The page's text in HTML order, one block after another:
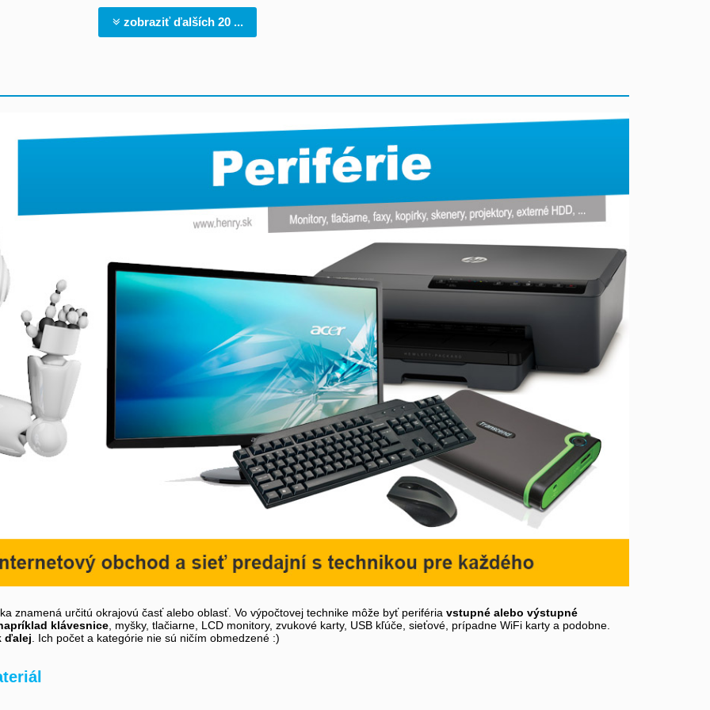
zobraziť ďalších 20 ...
znamená určitú okrajovú časť alebo oblasť. Vo výpočtovej technike môže byť periféria vstupné alebo výstupné
klávesnice, myšky, tlačiarne, LCD monitory, zvukové karty, USB kľúče, sieťové, prípadne WiFi karty a podobne.
ďalej. Ich počet a kategórie nie sú ničím obmedzené :)